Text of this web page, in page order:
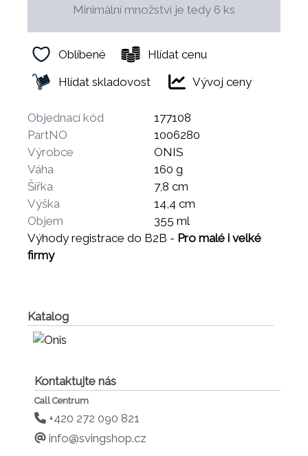
Minimální množství je tedy 6 ks
Oblíbené
Hlídat cenu
Hlídat skladovost
Vývoj ceny
Objednací kód
177108
PartNO
1006280
Výrobce
ONIS
Váha
160 g
Šířka
7,8 cm
Výška
14,4 cm
Objem
355 ml
Výhody registrace do B2B - Pro malé i velké
firmy
Katalog
Kontaktujte nás
Call Centrum
+420 272 090 821
info@svingshop.cz